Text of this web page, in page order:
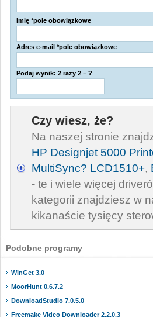
Imię *pole obowiązkowe
Adres e-mail *pole obowiązkowe
Podaj wynik: 2 razy 2 = ?
Czy wiesz, że?
Na naszej stronie
HP Designjet 5000
MultiSync? LCD1510+,
- te i wiele więcej
kategorii znajdziesz w
kikanaście tysięcy
Podobne programy
WinGet 3.0
MoorHunt 0.6.7.2
DownloadStudio 7.0.5.0
Freemake Video Downloader 2.2.0.3